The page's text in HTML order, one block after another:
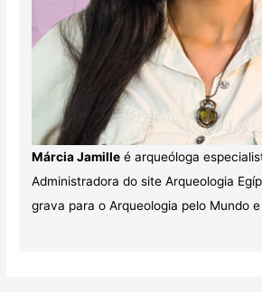
Márcia Jamilleé arqueóloga
Administradora do site Arqueologia
grava para o Arqueologia pelo Mundo